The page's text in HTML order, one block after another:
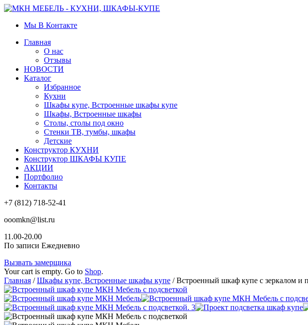
Мы В Контакте
Главная
О нас
Отзывы
НОВОСТИ
Каталог
Избранное
Кухни
Шкафы купе, Встроенные шкафы купе
Шкафы, Встроенные шкафы
Столы, столы под окно
Стенки ТВ, тумбы, шкафы
Детские
Конструктор КУХНИ
Конструктор ШКАФЫ КУПЕ
АКЦИИ
Портфолио
Контакты
+7 (812) 718-52-41
ooomkn@list.ru
11.00-20.00
По записи Ежедневно
Вызвать замерщика
Your cart is empty. Go to Shop.
Главная /Шкафы купе, Встроенные шкафы купе / Встроенный шкаф купе с зеркалом и